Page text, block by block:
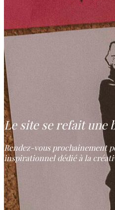
Le site se refait une
Rendez-vous prochainement
inspirationnel dédié à la